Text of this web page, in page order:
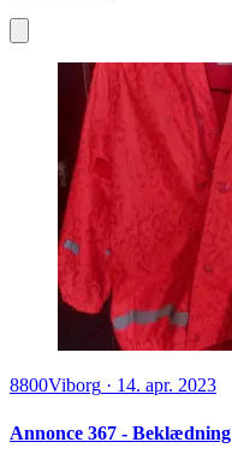
8800Viborg · 14. apr. 2023
Annonce 367 - Beklædning